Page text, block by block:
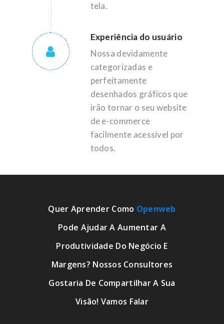
tela.
Experiência do usuário
Nossa devidamente
categorizadas e
perfeitamente
desenhados gráficos que
irão tornar o seu website
de e-commerce
facilmente acessível por
todos.
Quer Aprender Como Openweb
Pode Ajudar A Aumentar A
Produtividade Do Negócio E
Margens? Nossos Consultores
Gostaria De Compartilhar A Sua
Visão! Vamos Falar